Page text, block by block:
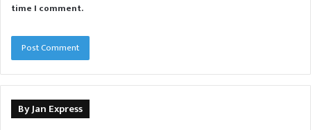
time I comment.
By Jan Express